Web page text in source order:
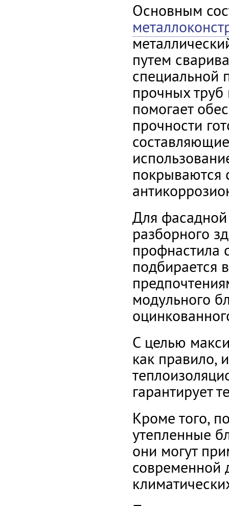
Основным
путем
специальной
прочных труб
помогает
прочности
покрываются
Для фасадной
разборного
профнастила
подбирается
модульного
С целью
как правило,
гарантирует
Кроме того,
утепленные
они могут
современной